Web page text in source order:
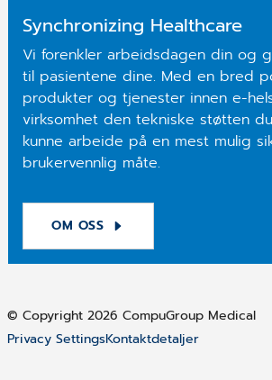
Synchronizing Healthcare
Vi forenkler arbeidsdagen din og
til pasientene dine. Med en bred
produkter og tjenester innen e-
virksomhet den tekniske støtten
kunne arbeide på en mest mulig
brukervennlig måte.
OM OSS
© Copyright 2026 CompuGroup Medical
Privacy SettingsKontaktdetaljer